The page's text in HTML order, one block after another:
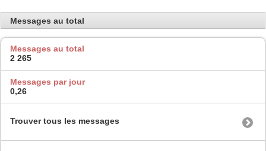
Messages au total
Messages au total
2 265
Messages par jour
0,26
Trouver tous les messages